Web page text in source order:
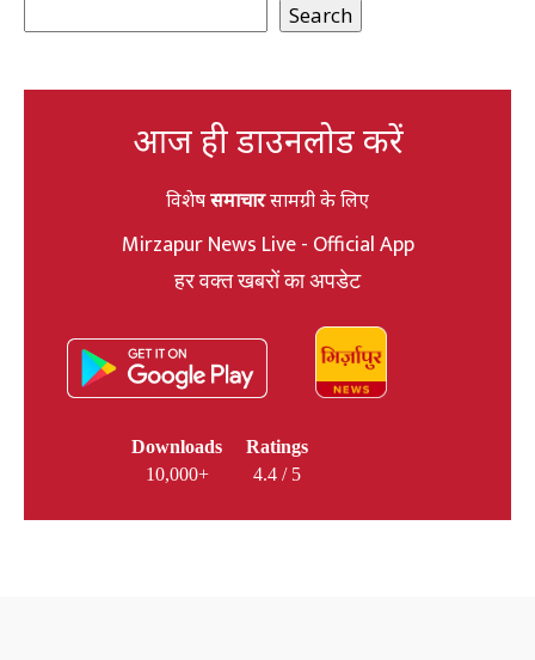
Search
आज ही डाउनलोड करें
विशेषसमाचारसामग्री के लिए
Mirzapur News Live - Official App
हर वक्त खबरों का अपडेट
Downloads
10,000+
Ratings
4.4 / 5